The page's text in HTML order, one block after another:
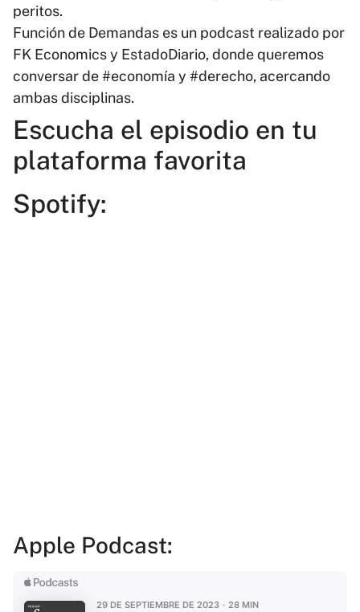
peritos.
Función de Demandas es un podcast realizado por
FK Economics y EstadoDiario, donde queremos
conversar de #economía y #derecho, acercando
ambas disciplinas.
Escucha el episodio en tu
plataforma favorita
Spotify:
Apple Podcast: